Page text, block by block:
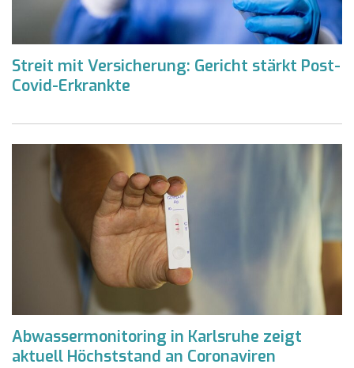
Streit mit Versicherung: Gericht stärkt Post-
Covid-Erkrankte
Abwassermonitoring in Karlsruhe zeigt
aktuell Höchststand an Coronaviren